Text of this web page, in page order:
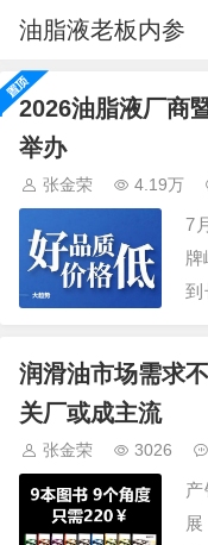
油脂液老板内参
2026油脂液厂商
举办
张金荣 4.19万
7
到
司
润滑油市场需求
关厂或成主流
张金荣 3026